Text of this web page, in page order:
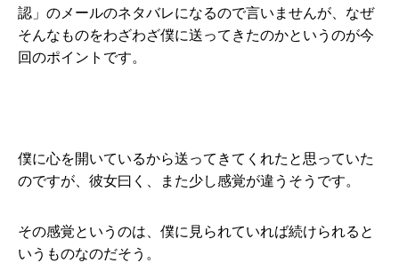
認」のメールのネタバレになるので言いませんが、なぜ
そんなものをわざわざ僕に送ってきたのかというのが今
回のポイントです。
僕に心を開いているから送ってきてくれたと思っていた
のですが、彼女曰く、また少し感覚が違うそうです。
その感覚というのは、僕に見られていれば続けられると
いうものなのだそう。